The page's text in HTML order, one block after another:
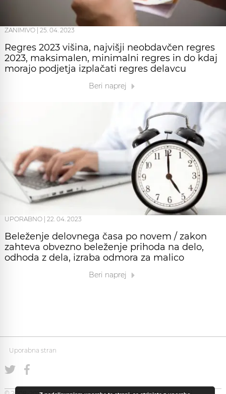
ZANIMIVO 25. 04. 2023
Regres 2023 višina, najvišji neobdavčen regres
2023, maksimalen, minimalni regres in do kdaj
morajo podjetja izplačati regres delavcu
Beri naprej
UPORABNO 22. 04. 2023
Beleženje delovnega časa po novem / zakon
zahteva obvezno beleženje prihoda na delo,
odhoda z dela, izraba odmora za malico
Beri naprej
Uporabna stran